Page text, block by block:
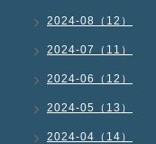
2024-08（12）
2024-07（11）
2024-06（12）
2024-05（13）
2024-04（14）